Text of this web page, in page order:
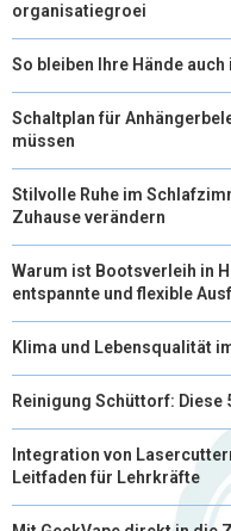
organisatiegroei
So bleiben Ihre Hände
Schaltplan für
müssen
Stilvolle Ruhe im
Zuhause verändern
Warum ist Bootsverleih in
entspannte und flexible
Klima und Lebensqualität
Reinigung Schüttorf:
Integration von
Leitfaden für Lehrkräfte